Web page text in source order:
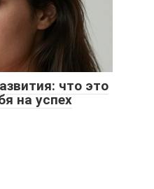
что это
на успех